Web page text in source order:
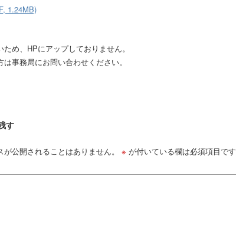
1.24MB)
め、HPにアップしておりません。
事務局にお問い合わせください。
す
が公開されることはありません。 ※ が付いている欄は必須項目です